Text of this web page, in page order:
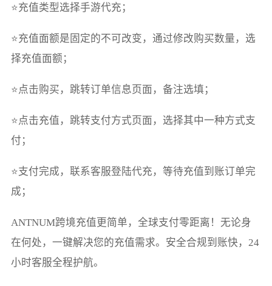
⭐充值类型选择手游代充；
⭐充值面额是固定的不可改变，通过修改购买数量，选
择充值面额；
⭐点击购买，跳转订单信息页面，备注选填；
⭐点击充值，跳转支付方式页面，选择其中一种方式支
付；
⭐支付完成，联系客服登陆代充，等待充值到账订单完
成；
ANTNUM跨境充值更简单，全球支付零距离！无论身
在何处，一键解决您的充值需求。安全合规到账快，24
小时客服全程护航。